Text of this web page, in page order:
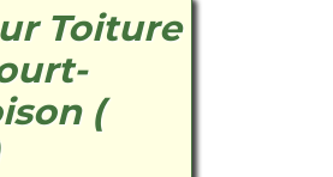
Toiture
(